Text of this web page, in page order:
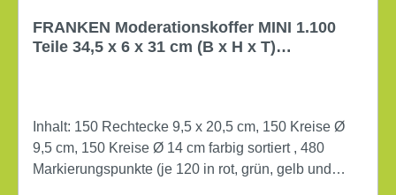
FRANKEN Moderationskoffer MINI 1.100
Teile 34,5 x 6 x 31 cm (B x H x T)
Inhalt: 150 Rechtecke 9,5 x 20,5 cm, 150 Kreise Ø
9,5 cm, 150 Kreise Ø 14 cm farbig sortiert , 480
Markierungspunkte (je 120 in rot, grün, gelb und